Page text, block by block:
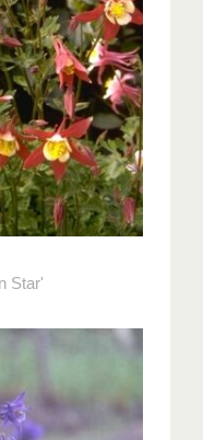
Star'